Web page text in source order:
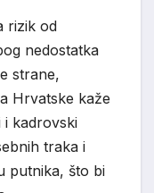
rizik od
nedostatka
strane,
Hrvatske kaže
i kadrovski
traka i
putnika, što bi